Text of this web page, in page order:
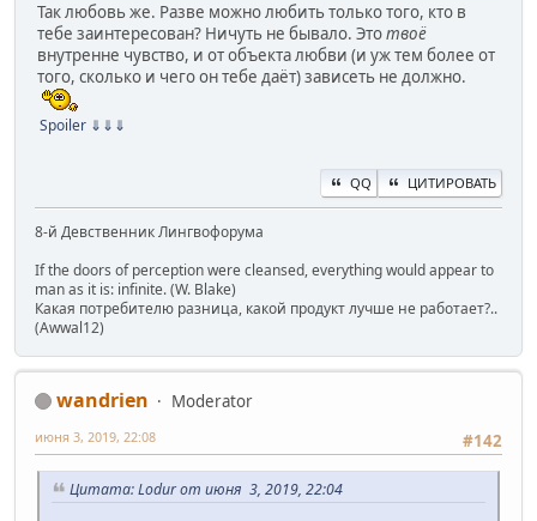
Так любовь же. Разве можно любить только того, кто в
тебе заинтересован? Ничуть не бывало. Этотвоё
внутренне чувство, и от объекта любви (и уж тем более от
того, сколько и чего он тебе даёт) зависеть не должно.
Spoiler ⇓⇓⇓
QQ ЦИТИРОВАТЬ
8-й Девственник Лингвофорума
If the doors of perception were cleansed, everything would appear to
man as it is: infinite. (W. Blake)
Какая потребителю разница, какой продукт лучше не работает?..
(Awwal12)
wandrien
Moderator
#142
июня 3, 2019, 22:08
Цитата: Lodur от июня 3, 2019, 22:04